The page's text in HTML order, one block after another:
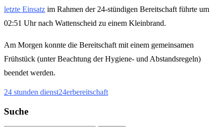
letzte Einsatz im Rahmen der 24-stündigen Bereitschaft führte um
02:51 Uhr nach Wattenscheid zu einem Kleinbrand.
Am Morgen konnte die Bereitschaft mit einem gemeinsamen
Frühstück (unter Beachtung der Hygiene- und Abstandsregeln)
beendet werden.
24 stunden dienst24erbereitschaft
Suche